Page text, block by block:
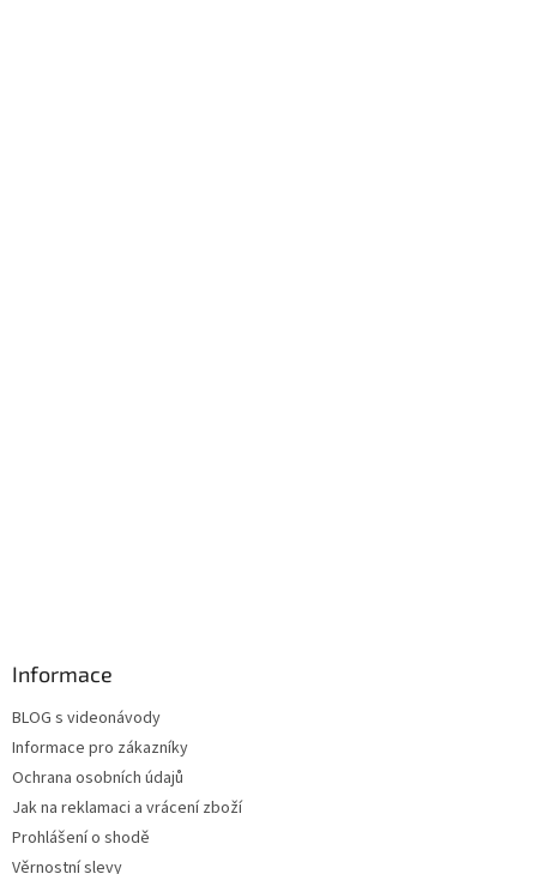
Informace
BLOG s videonávody
Informace pro zákazníky
Ochrana osobních údajů
Jak na reklamaci a vrácení zboží
Prohlášení o shodě
Věrnostní slevy